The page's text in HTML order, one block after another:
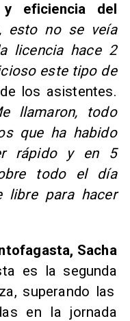
eficiencia del
esto no se veía
licencia hace 2
este tipo de
los asistentes.
llamaron, todo
que ha habido
rápido y en 5
todo el día
libre para hacer
Sacha
es la segunda
superando las
en la jornada